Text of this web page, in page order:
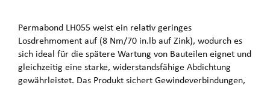
Permabond LH055 weist ein relativ geringes
Losdrehmoment auf (8 Nm/70 in.lb auf Zink), wodurch es
sich ideal für die spätere Wartung von Bauteilen eignet und
gleichzeitig eine starke, widerstandsfähige Abdichtung
gewährleistet. Das Produkt sichert Gewindeverbindungen,